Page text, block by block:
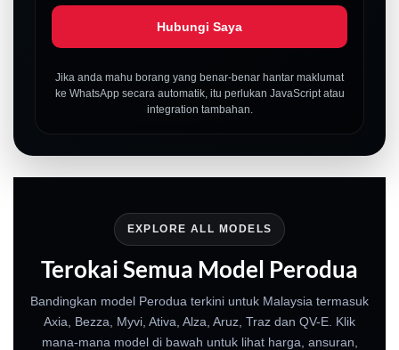
Hubungi Saya
Jika anda mahu borang yang benar-benar hantar maklumat
ke WhatsApp secara automatik, itu perlukan JavaScript atau
integration tambahan.
EXPLORE ALL MODELS
Terokai Semua Model Perodua
Bandingkan model Perodua terkini untuk Malaysia termasuk
Axia, Bezza, Myvi, Ativa, Alza, Aruz, Traz dan QV-E. Klik
mana-mana model di bawah untuk lihat harga, ansuran,